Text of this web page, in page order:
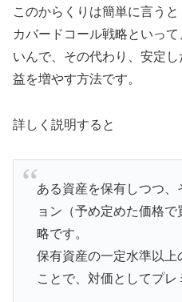
このからくりは簡単に言うと
カバードコール戦略といっ
いんで、その代わり、安定
益を増やす方法です。
詳しく説明すると
ある資産を保有しつつ
ョン（予め定めた価格
略です。
保有資産の一定水準以上
ことで、対価としてプレ